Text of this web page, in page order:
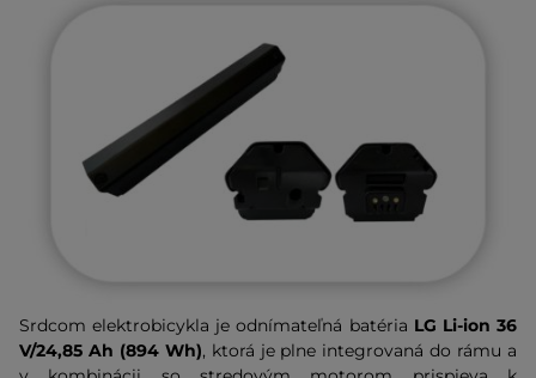
Srdcom elektrobicykla je odnímateľná batéria LG Li-ion 36
V/24,85 Ah (894 Wh), ktorá je plne integrovaná do rámu a